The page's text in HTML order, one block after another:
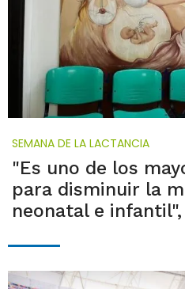
SEMANA DE LA LACTANCIA
"Es uno de los
para disminuir la
neonatal e